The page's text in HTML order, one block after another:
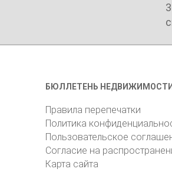
БЮЛЛЕТЕНЬ НЕДВИЖИМОСТИ
Правила перепечатки
Политика
Пользовательское
Согласие на
Карта сайта